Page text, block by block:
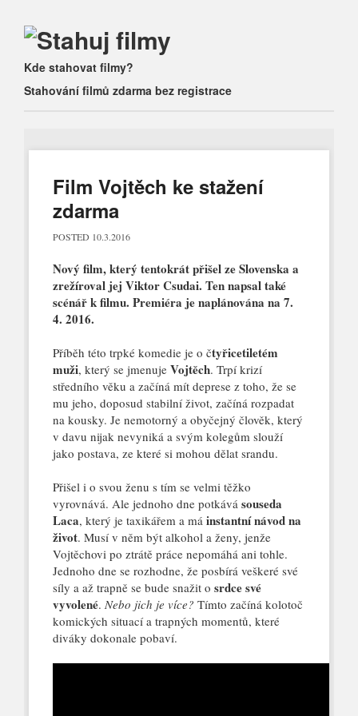
Main menu
Skip
to
content
Kde stahovat filmy?
Stahování filmů zdarma bez registrace
Film Vojtěch ke stažení
zdarma
POSTED 10.3.2016
Nový film, který tentokrát přišel ze Slovenska a
zrežíroval jej Viktor Csudai. Ten napsal také
scénář k filmu. Premiéra je naplánována na 7.
4. 2016.
Příběh této trpké komedie je o čtyřicetiletém
muži, který se jmenuje Vojtěch. Trpí krizí
středního věku a začíná mít deprese z toho, že se
mu jeho, doposud stabilní život, začíná rozpadat
na kousky. Je nemotorný a obyčejný člověk, který
v davu nijak nevyniká a svým kolegům slouží
jako postava, ze které si mohou dělat srandu.
Přišel i o svou ženu s tím se velmi těžko
vyrovnává. Ale jednoho dne potkává souseda
Laca, který je taxikářem a má instantní návod na
život. Musí v něm být alkohol a ženy, jenže
Vojtěchovi po ztrátě práce nepomáhá ani tohle.
Jednoho dne se rozhodne, že posbírá veškeré své
síly a až trapně se bude snažit o srdce své
vyvolené. Nebo jich je více? Tímto začíná kolotoč
komických situací a trapných momentů, které
diváky dokonale pobaví.